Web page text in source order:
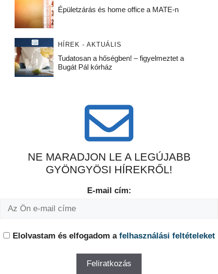
Épületzárás és home office a MATE-n
HÍREK - AKTUÁLIS
Tudatosan a hőségben! – figyelmeztet a
Bugát Pál kórház
NE MARADJON LE A LEGÚJABB
GYÖNGYÖSI HÍREKRŐL!
E-mail cím:
Elolvastam és elfogadom a felhasználási feltételeket